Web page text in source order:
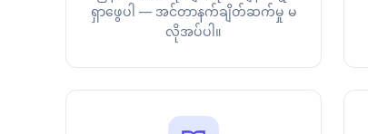
ရှာဖွေပါ — အင်တာနက်ချိတ်ဆက်မှု မ
လိုအပ်ပါ။